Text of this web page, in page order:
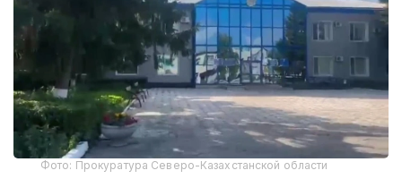
Фото: Прокуратура Северо-Казахстанской области